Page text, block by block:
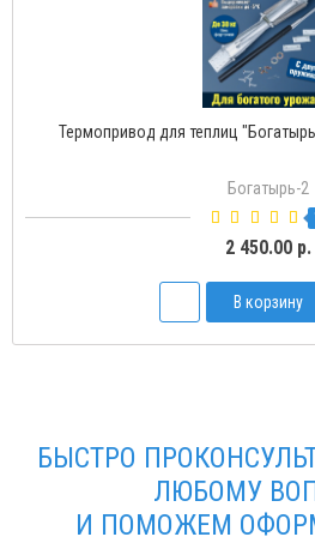
Термопривод для теплиц
Богатырь-2
2 450.00 р.
В корзину
БЫСТРО
ЛЮБОМУ
И ПОМОЖЕМ